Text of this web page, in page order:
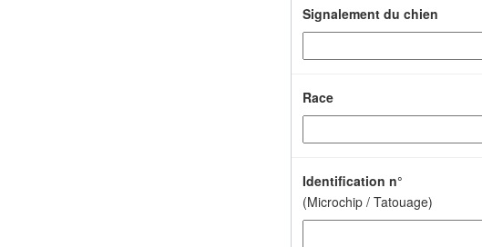
Signalement du chien
Race
Identification n°
(Microchip / Tatouage)